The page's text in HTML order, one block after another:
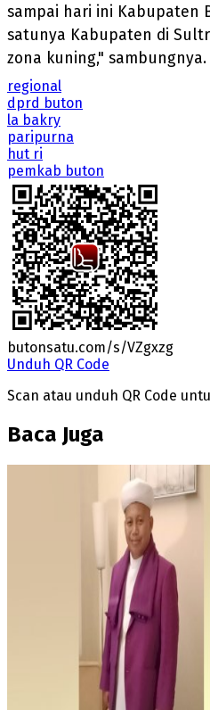
sampai hari ini Kabupaten
satunya Kabupaten di
zona kuning," sambungnya.
regional
dprd buton
la bakry
paripurna
hut ri
pemkab buton
butonsatu.com/s/VZgxzg
Unduh QR Code
Scan atau unduh QR Code
Baca Juga